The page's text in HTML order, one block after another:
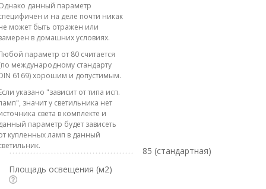
данный параметр
и на деле почти никак
может быть отражен или
в домашних условиях.
параметр от 80 считается
международному стандарту
6169) хорошим и допустимым.
указано "зависит от типа исп.
значит у светильника нет
света в комплекте и
параметр будет зависеть
купленных ламп в данный
85 (стандартная)
Площадь освещения (м2)